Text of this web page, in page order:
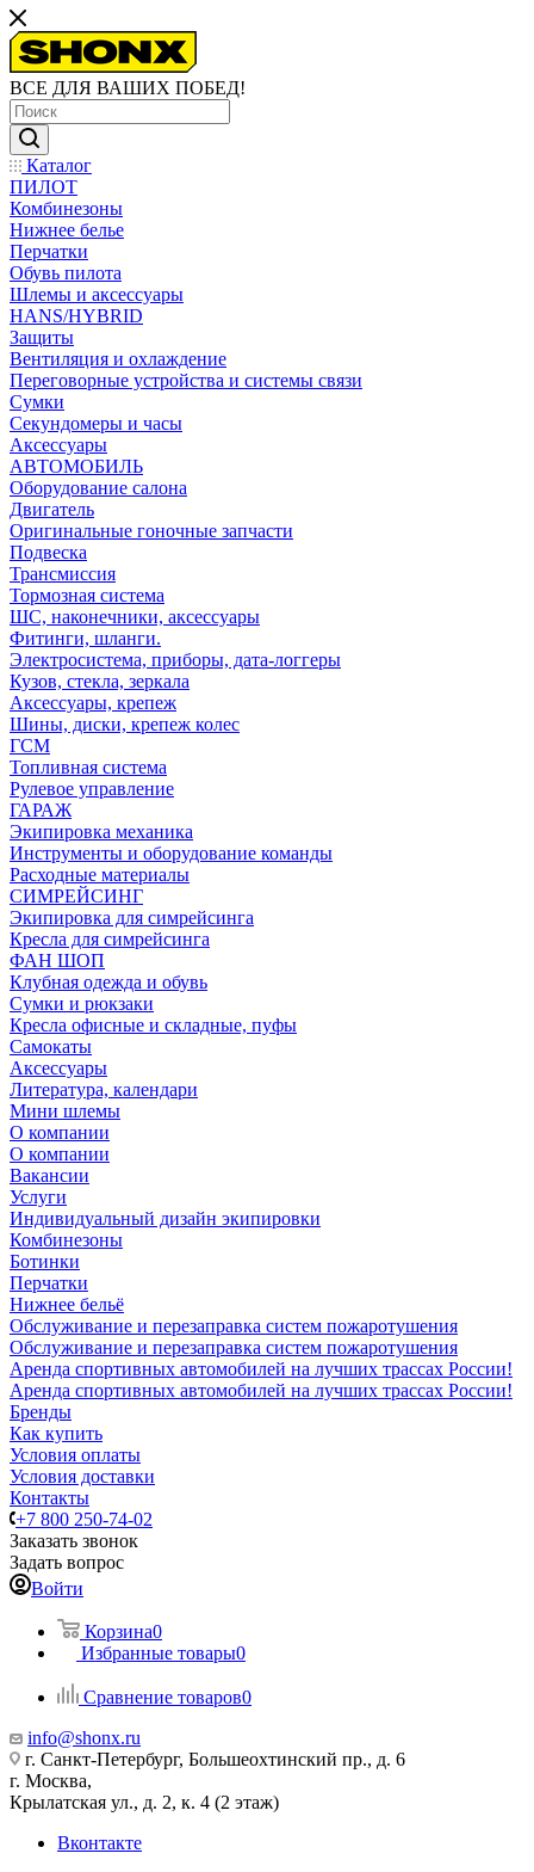
ВСЕ ДЛЯ ВАШИХ ПОБЕД!
Каталог
ПИЛОТ
Комбинезоны
Нижнее белье
Перчатки
Обувь пилота
Шлемы и аксессуары
HANS/HYBRID
Защиты
Вентиляция и охлаждение
Переговорные устройства и системы связи
Сумки
Секундомеры и часы
Аксессуары
АВТОМОБИЛЬ
Оборудование салона
Двигатель
Оригинальные гоночные запчасти
Подвеска
Трансмиссия
Тормозная система
ШС, наконечники, аксессуары
Фитинги, шланги.
Электросистема, приборы, дата-логгеры
Кузов, стекла, зеркала
Аксессуары, крепеж
Шины, диски, крепеж колес
ГСМ
Топливная система
Рулевое управление
ГАРАЖ
Экипировка механика
Инструменты и оборудование команды
Расходные материалы
СИМРЕЙСИНГ
Экипировка для симрейсинга
Кресла для симрейсинга
ФАН ШОП
Клубная одежда и обувь
Сумки и рюкзаки
Кресла офисные и складные, пуфы
Самокаты
Аксессуары
Литература, календари
Мини шлемы
О компании
О компании
Вакансии
Услуги
Индивидуальный дизайн экипировки
Комбинезоны
Ботинки
Перчатки
Нижнее бельё
Обслуживание и перезаправка систем пожаротушения
Обслуживание и перезаправка систем пожаротушения
Аренда спортивных автомобилей на лучших трассах России!
Аренда спортивных автомобилей на лучших трассах России!
Бренды
Как купить
Условия оплаты
Условия доставки
Контакты
+7 800 250-74-02
Заказать звонок
Задать вопрос
Войти
Корзина0
Избранные товары0
Сравнение товаров0
info@shonx.ru
г. Санкт-Петербург, Большеохтинский пр., д. 6
г. Москва,
Крылатская ул., д. 2, к. 4 (2 этаж)
Вконтакте